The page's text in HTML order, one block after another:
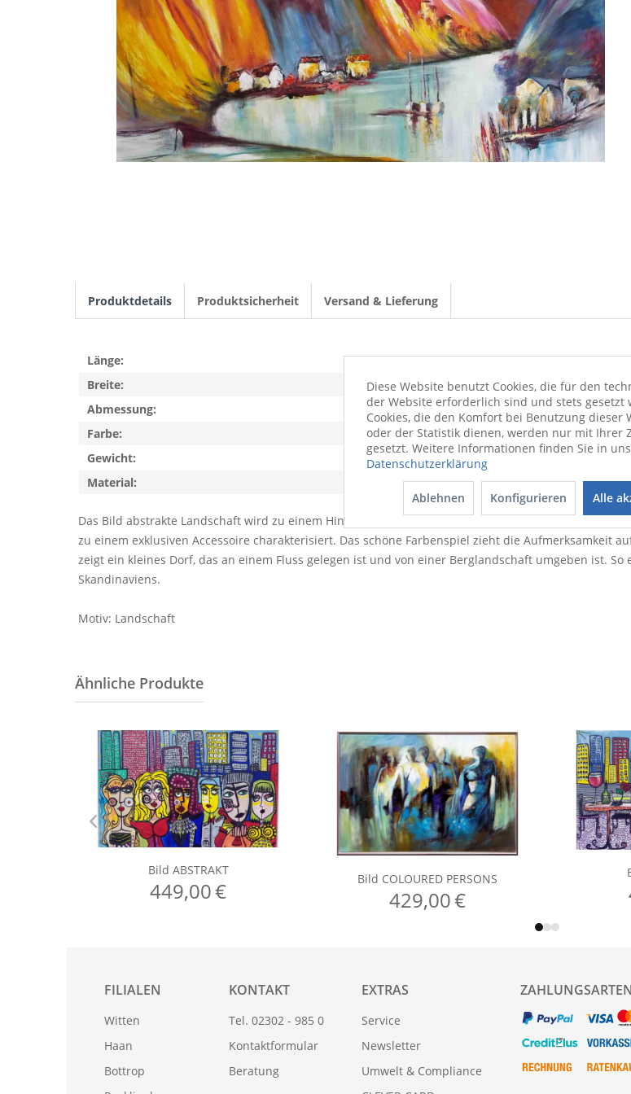
Produktdetails Produktsicherheit Versand & Lieferung
Das Bild abstrakte Landschaft wird zu einem Hingucker in Ihrem Wohnbereich. Das Original von R.
zu einem exklusiven Accessoire charakterisiert. Das schöne Farbenspiel zieht die Aufmerksamkeit
zeigt ein kleines Dorf, das an einem Fluss gelegen ist und von einer Berglandschaft umgeben ist.
Skandinaviens.
Motiv: Landschaft
Länge:
120 cm
Breite:
80 cm
Abmessung:
LB 120x80 cm
Farbe:
bunt
Gewicht:
3 kg
Material:
FILIALEN
Witten
Haan
Bottrop
KONTAKT
Tel. 02302 - 985 0
Kontaktformular
Beratung
EXTRAS
Service
Newsletter
Umwelt & Compliance
ZAHLUNGSARTEN
Diese Website benutzt Cookies, die für den
der Website erforderlich sind und stets gesetzt
Cookies, die den Komfort bei Benutzung dieser
oder der Statistik dienen, werden nur mit Ihrer
gesetzt. Weitere Informationen finden Sie in
Datenschutzerklärung
Ablehnen Konfigurieren Alle